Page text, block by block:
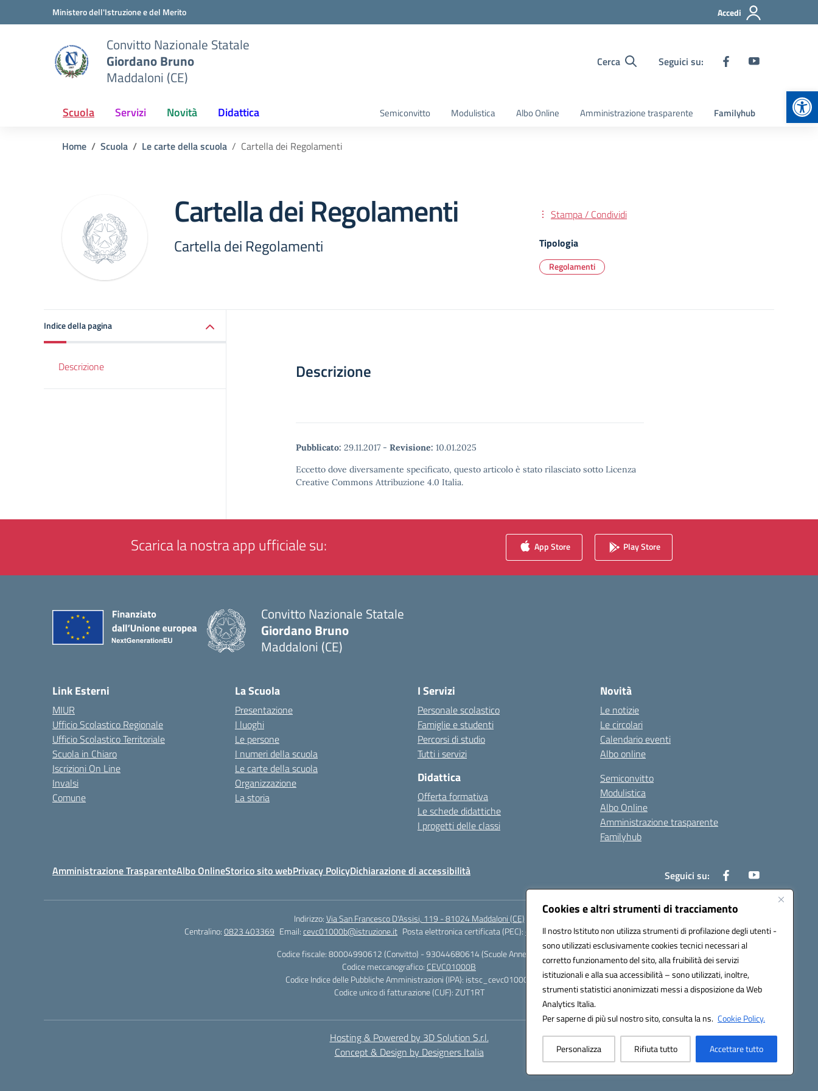
Cookies e altri strumenti di tracciamento
Il nostro Istituto non utilizza strumenti di profilazione degli utenti -
sono utilizzati esclusivamente cookies tecnici necessari al
corretto funzionamento del sito, alla fruibilità dei servizi
istituzionali e alla sua accessibilità – sono utilizzati, inoltre,
strumenti statistici anonimizzati messi a disposizione da Web
Analytics Italia.
Per saperne di più sul nostro sito, consulta la ns. Cookie Policy.
Personalizza Rifiuta tutto Accettare tutto
Vai ai contenuti
Vai al menu di navigazioneMinistero dell'Istruzione e del Merito Accedi
Convitto Nazionale Statale
Giordano Bruno
Maddaloni (CE)
Cerca Seguici su:
Scuola Servizi Novità Didattica Semiconvitto Modulistica Albo Online Amministrazione trasparente Familyhub
Home Scuola Le carte della scuola Cartella dei Regolamenti
Cartella dei Regolamenti
Cartella dei Regolamenti
Stampa / Condividi
Tipologia
Regolamenti
Indice della pagina
Descrizione Descrizione
Pubblicato: 29.11.2017 - Revisione: 10.01.2025
Eccetto dove diversamente specificato, questo articolo è stato rilasciato sotto Licenza
Creative Commons Attribuzione 4.0 Italia.
Scarica la nostra app ufficiale su: App Store Play Store
Convitto Nazionale Statale
Giordano Bruno
Maddaloni (CE)
Link Esterni
MIUR
Ufficio Scolastico Regionale
Ufficio Scolastico Territoriale
Scuola in Chiaro
Iscrizioni On Line
Invalsi
Comune
La Scuola
Presentazione
I luoghi
Le persone
I numeri della scuola
Le carte della scuola
Organizzazione
La storia
I Servizi
Personale scolastico
Famiglie e studenti
Percorsi di studio
Tutti i servizi
Didattica
Offerta formativa
Le schede didattiche
I progetti delle classi
Novità
Le notizie
Le circolari
Calendario eventi
Albo online
Semiconvitto
Modulistica
Albo Online
Amministrazione trasparente
Familyhub
Amministrazione TrasparenteAlbo OnlineStorico sito webPrivacy PolicyDichiarazione di accessibilità Seguici su:
Indirizzo:Via San Francesco D'Assisi, 119 - 81024 Maddaloni (CE)
Centralino:0823 403369 Email:cevc01000b@istruzione.it Posta elettronica certificata (PEC):cevc01000b@pec.istruzione.it
Codice fiscale: 80004990612 (Convitto) - 93044680614 (Scuole Annesse)
Codice meccanografico: CEVC01000B
Codice Indice delle Pubbliche Amministrazioni (IPA): istsc_cevc01000b
Codice unico di fatturazione (CUF): ZUT1RT
Hosting & Powered by 3D Solution S.r.l.
Concept & Design by Designers Italia